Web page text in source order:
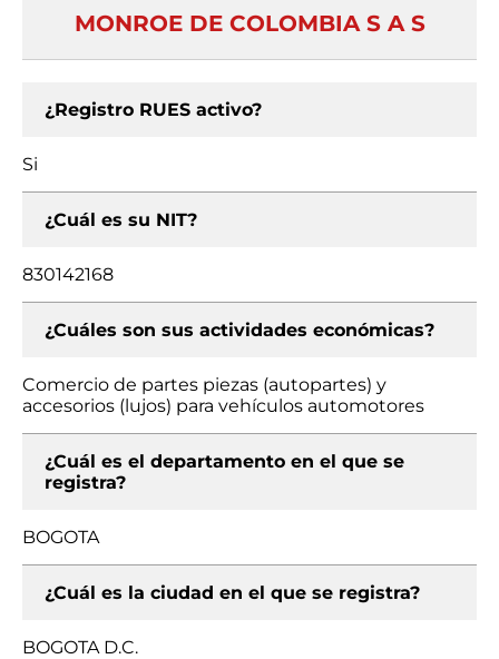
MONROE DE COLOMBIA S A S
¿Registro RUES activo?
Si
¿Cuál es su NIT?
830142168
¿Cuáles son sus actividades económicas?
Comercio de partes piezas (autopartes) y
accesorios (lujos) para vehículos automotores
¿Cuál es el departamento en el que se
registra?
BOGOTA
¿Cuál es la ciudad en el que se registra?
BOGOTA D.C.